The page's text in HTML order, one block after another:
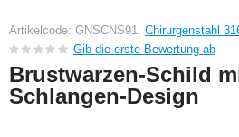
Artikelcode: GNSCNS91, Chirurgenstahl
Gib die erste Bewertung ab
Brustwarzen-Schild
Schlangen-Design